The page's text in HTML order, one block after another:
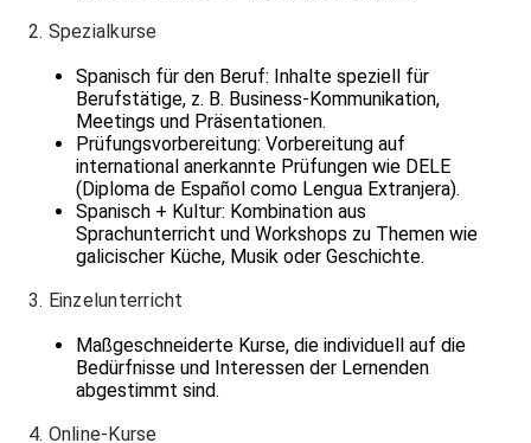
2. Spezialkurse
Spanisch für den Beruf: Inhalte speziell für
Berufstätige, z. B. Business-Kommunikation,
Meetings und Präsentationen.
Prüfungsvorbereitung: Vorbereitung auf
international anerkannte Prüfungen wie DELE
(Diploma de Español como Lengua Extranjera).
Spanisch + Kultur: Kombination aus
Sprachunterricht und Workshops zu Themen wie
galicischer Küche, Musik oder Geschichte.
3. Einzelunterricht
Maßgeschneiderte Kurse, die individuell auf die
Bedürfnisse und Interessen der Lernenden
abgestimmt sind.
4. Online-Kurse